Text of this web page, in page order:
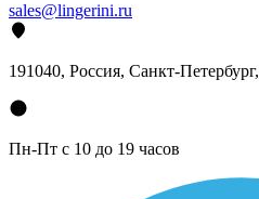
sales@lingerini.ru
191040, Россия, Санкт-Петербург,
Пн-Пт с 10 до 19 часов